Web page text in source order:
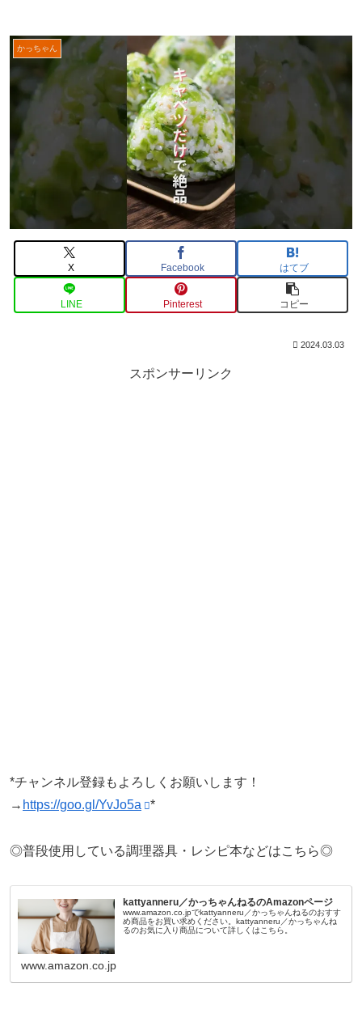
かっちゃん
X Facebook はてブ
LINE Pinterest コピー
2024.03.03
スポンサーリンク
*チャンネル登録もよろしくお願いします！
→ https://goo.gl/YvJo5a *
◎普段使用している調理器具・レシピ本などはこちら◎
kattyanneru／かっちゃんねるのAmazonページ
www.amazon.co.jpでkattyanneru／かっちゃんねるのおすす
め商品をお買い求めください。kattyanneru／かっちゃんね
るのお気に入り商品について詳しくはこちら。
www.amazon.co.jp